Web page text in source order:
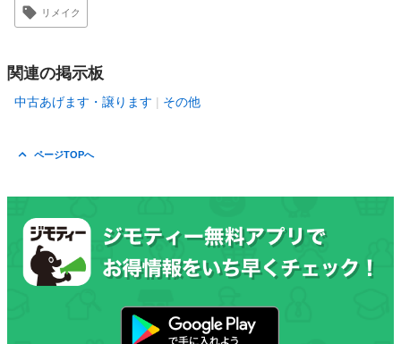
リメイク
関連の掲示板
中古あげます・譲ります その他
ページTOPへ